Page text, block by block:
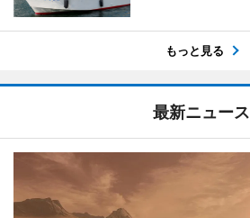
もっと見る
最新ニュース